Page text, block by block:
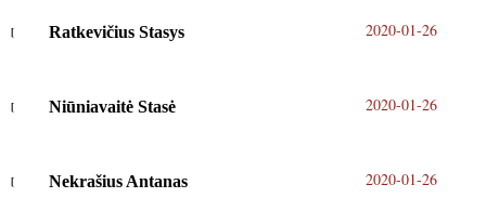
Ratkevičius Stasys 2020-01-26
Niūniavaitė Stasė 2020-01-26
Nekrašius Antanas 2020-01-26